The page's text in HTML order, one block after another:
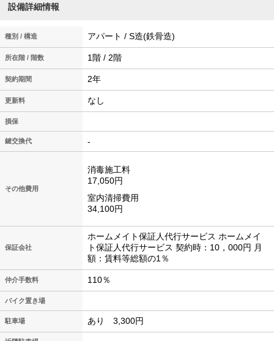
設備詳細情報
種別 / 構造 アパート / S造(鉄骨造)
所在階 / 階数 1階 / 2階
契約期間 2年
更新料 なし
損保
鍵交換代 -
その他費用
消毒施工料
17,050円
室内清掃費用
34,100円
保証会社
ホームメイト保証人代行サービス ホームメイ
ト保証人代行サービス 契約時：10，000円 月
額：賃料等総額の1％
仲介手数料 110％
バイク置き場
駐車場 あり 3,300円